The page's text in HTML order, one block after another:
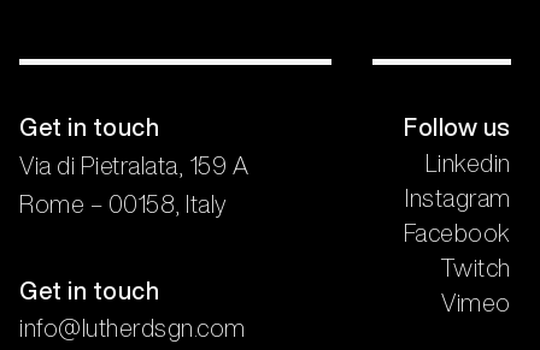
Get in touch
Via di Pietralata, 159 A
Rome – 00158, Italy
Get in touch
info@lutherdsgn.com
Follow us
Linkedin
Instagram
Facebook
Twitch
Vimeo